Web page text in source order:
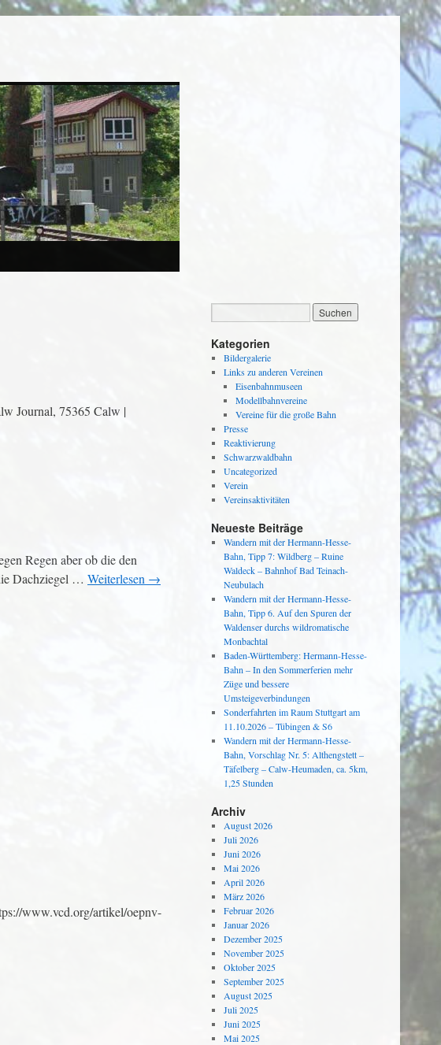
Journal, 75365 Calw |
Regen aber ob die den
Dachziegel … Weiterlesen →
www.vcd.org/artikel/oepnv-
Kategorien
Bildergalerie
Links zu anderen Vereinen
Eisenbahnmuseen
Modellbahnvereine
Vereine für die große Bahn
Presse
Reaktivierung
Schwarzwaldbahn
Uncategorized
Verein
Vereinsaktivitäten
Neueste Beiträge
Wandern mit der Hermann-Hesse-
Bahn, Tipp 7: Wildberg – Ruine
Waldeck – Bahnhof Bad Teinach-
Neubulach
Wandern mit der Hermann-Hesse-
Bahn, Tipp 6. Auf den Spuren der
Waldenser durchs wildromatische
Monbachtal
Baden-Württemberg: Hermann-Hesse-
Bahn – In den Sommerferien mehr
Züge und bessere
Umsteigeverbindungen
Sonderfahrten im Raum Stuttgart am
11.10.2026 – Tübingen & S6
Wandern mit der Hermann-Hesse-
Bahn, Vorschlag Nr. 5: Althengstett –
Täfelberg – Calw-Heumaden, ca. 5km,
1,25 Stunden
Archiv
August 2026
Juli 2026
Juni 2026
Mai 2026
April 2026
März 2026
Februar 2026
Januar 2026
Dezember 2025
November 2025
Oktober 2025
September 2025
August 2025
Juli 2025
Juni 2025
Mai 2025